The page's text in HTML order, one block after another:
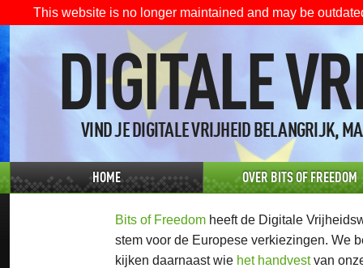
This website is no longer maintained and may be
DIGITALE
VIND JE DIGITALE VRIJHEID BELANGRIJK,
HOME OVER BITS OF FREEDOM
Bits of Freedom heeft de Digitale
stem voor de Europese verkiezingen. We
kijken daarnaast wie het handvestvan